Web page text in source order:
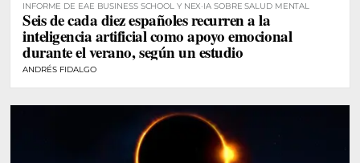
INFORME DE EAE BUSINESS SCHOOL Y NEX·IA SOBRE SALUD MENTAL
Seis de cada diez españoles recurren a la
inteligencia artificial como apoyo emocional
durante el verano, según un estudio
ANDRÉS FIDALGO